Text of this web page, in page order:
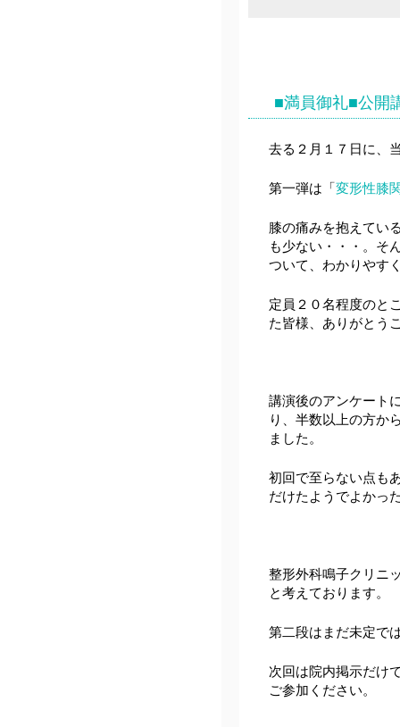
■満員御礼■公開
去る２月１７日に、
第一弾は「変形性膝
膝の痛みを抱えてい
も少ない・・・。そ
ついて、わかりやす
定員２０名程度のと
た皆様、ありがとう
講演後のアンケート
り、半数以上の方か
ました。
初回で至らない点も
だけたようでよかっ
整形外科鳴子クリニ
と考えております。
第二段はまだ未定で
次回は院内掲示だけ
ご参加ください。